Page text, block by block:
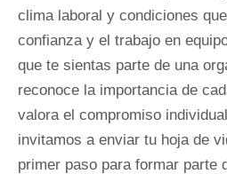
clima laboral y condiciones
confianza y el trabajo en
que te sientas parte de una
reconoce la importancia de
valora el compromiso
invitamos a enviar tu hoja de
primer paso para formar parte